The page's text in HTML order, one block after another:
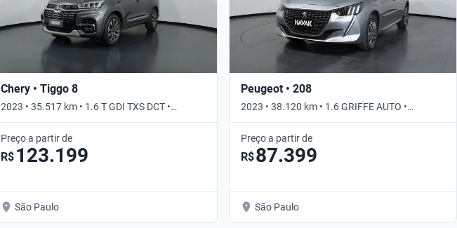
Chery • Tiggo 8
2023 • 35.517 km • 1.6 T GDI TXS DCT •
Automático
Preço a partir de
R$ 123.199
São Paulo
Peugeot • 208
2023 • 38.120 km • 1.6 GRIFFE AUTO •
Automático
Preço a partir de
R$87.399
São Paulo